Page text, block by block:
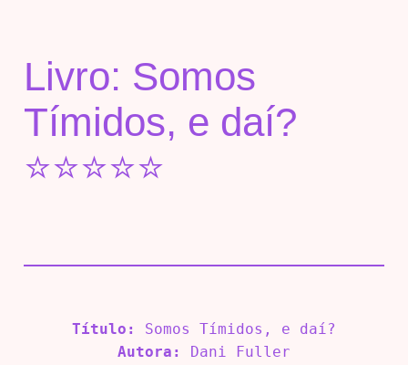
Livro: Somos
Tímidos, e daí?
⭐⭐⭐⭐⭐
Título:
Somos Tímidos, e daí?
Autora:
Dani Fuller